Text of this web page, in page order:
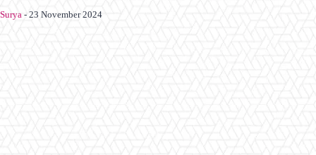
Surya - 23 November 2024